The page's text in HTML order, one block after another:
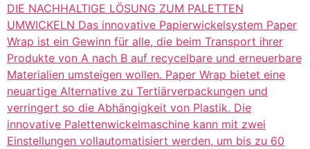
DIE NACHHALTIGE LÖSUNG ZUM PALETTEN
UMWICKELN Das innovative Papierwickelsystem Paper
Wrap ist ein Gewinn für alle, die beim Transport ihrer
Produkte von A nach B auf recycelbare und erneuerbare
Materialien umsteigen wollen. Paper Wrap bietet eine
neuartige Alternative zu Tertiärverpackungen und
verringert so die Abhängigkeit von Plastik. Die
innovative Palettenwickelmaschine kann mit zwei
Einstellungen vollautomatisiert werden, um bis zu 60